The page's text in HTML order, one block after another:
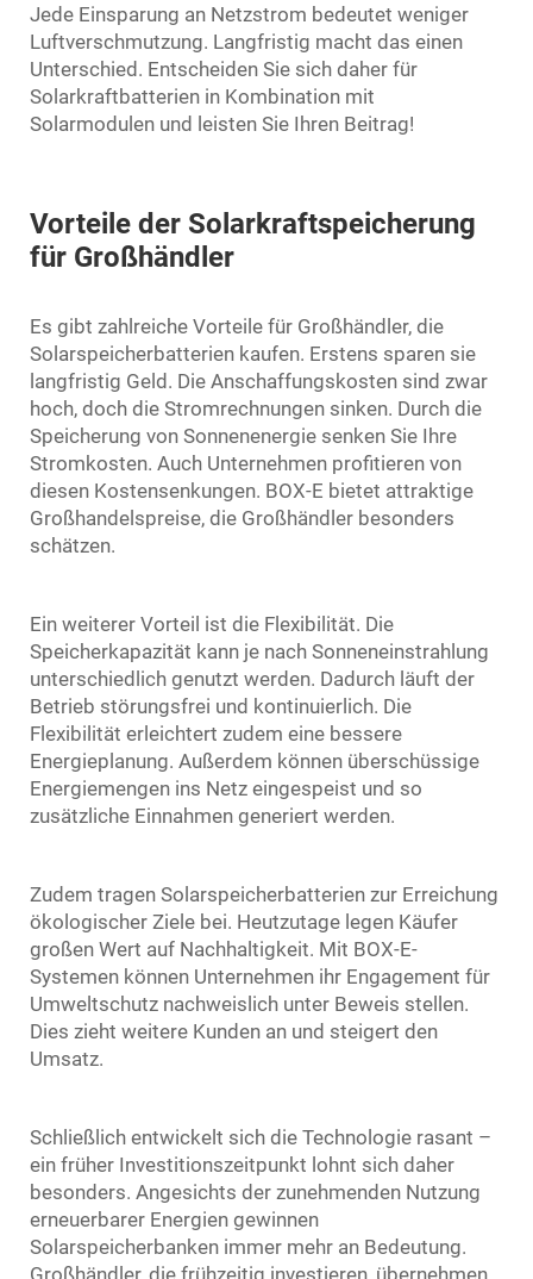
Jede Einsparung an Netzstrom bedeutet weniger
Luftverschmutzung. Langfristig macht das einen
Unterschied. Entscheiden Sie sich daher für
Solarkraftbatterien in Kombination mit
Solarmodulen und leisten Sie Ihren Beitrag!
Vorteile der Solarkraftspeicherung
für Großhändler
Es gibt zahlreiche Vorteile für Großhändler, die
Solarspeicherbatterien kaufen. Erstens sparen sie
langfristig Geld. Die Anschaffungskosten sind zwar
hoch, doch die Stromrechnungen sinken. Durch die
Speicherung von Sonnenenergie senken Sie Ihre
Stromkosten. Auch Unternehmen profitieren von
diesen Kostensenkungen. BOX-E bietet attraktige
Großhandelspreise, die Großhändler besonders
schätzen.
Ein weiterer Vorteil ist die Flexibilität. Die
Speicherkapazität kann je nach Sonneneinstrahlung
unterschiedlich genutzt werden. Dadurch läuft der
Betrieb störungsfrei und kontinuierlich. Die
Flexibilität erleichtert zudem eine bessere
Energieplanung. Außerdem können überschüssige
Energiemengen ins Netz eingespeist und so
zusätzliche Einnahmen generiert werden.
Zudem tragen Solarspeicherbatterien zur Erreichung
ökologischer Ziele bei. Heutzutage legen Käufer
großen Wert auf Nachhaltigkeit. Mit BOX-E-
Systemen können Unternehmen ihr Engagement für
Umweltschutz nachweislich unter Beweis stellen.
Dies zieht weitere Kunden an und steigert den
Umsatz.
Schließlich entwickelt sich die Technologie rasant –
ein früher Investitionszeitpunkt lohnt sich daher
besonders. Angesichts der zunehmenden Nutzung
erneuerbarer Energien gewinnen
Solarspeicherbanken immer mehr an Bedeutung.
Großhändler, die frühzeitig investieren, übernehmen